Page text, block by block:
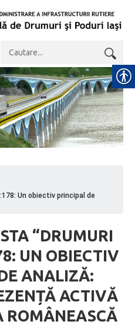
Un obiectiv principal de
“DRUMURI
UN OBIECTIV
ANALIZĂ:
ACTIVĂ
ROMÂNEASCĂ